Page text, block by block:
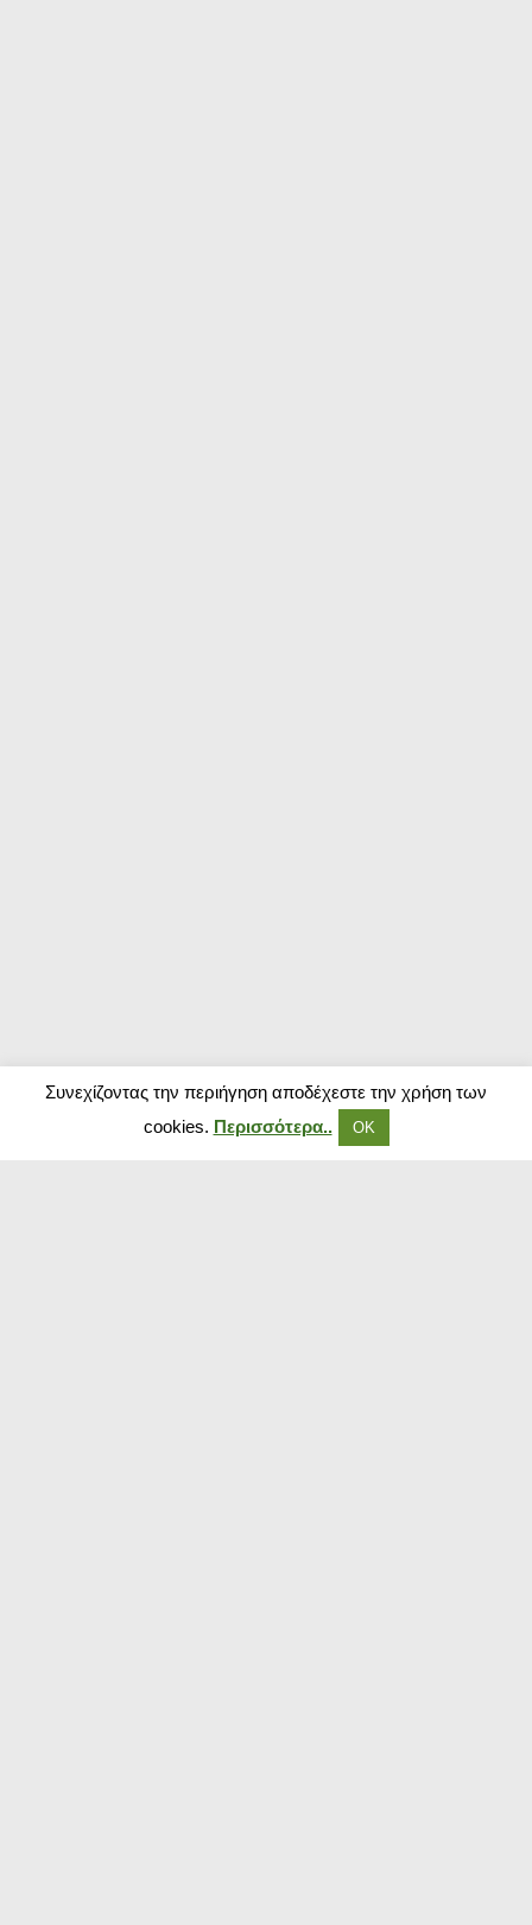
Συνεχίζοντας την περιήγηση αποδέχεστε την χρήση των
cookies. Περισσότερα.. ΟΚ